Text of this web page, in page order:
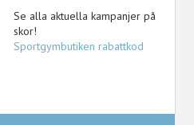
Se alla aktuella kampanjer på
skor!
Sportgymbutiken rabattkod